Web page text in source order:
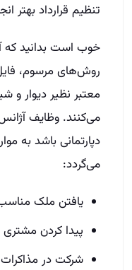
تنظیم قرارداد بهتر
خوب است بدانید که
روش‌های مرسوم،
معتبر نظیر دیوار و
می‌کنند. وظایف آژانس
دپارتمانی باشد به
می‌گردد:
یافتن ملک
پیدا کردن
شرکت در مذاکرات